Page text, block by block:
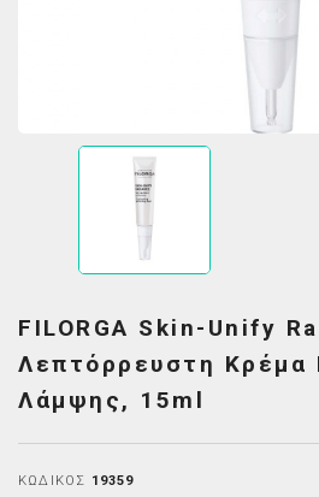
FILORGA Skin-Unify
Λεπτόρρευστη Κρέμα
Λάμψης, 15ml
ΚΩΔΙΚΌΣ 19359